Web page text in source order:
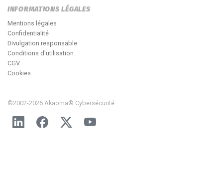
INFORMATIONS LÉGALES
Mentions légales
Confidentialité
Divulgation responsable
Conditions d'utilisation
CGV
Cookies
©2002-2026 Akaoma® Cybersécurité